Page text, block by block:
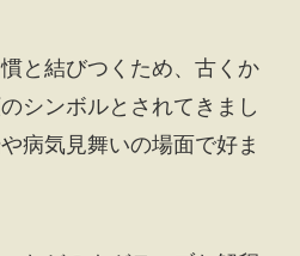
と結びつくため、古くか
シンボルとされてきまし
病気見舞いの場面で好ま